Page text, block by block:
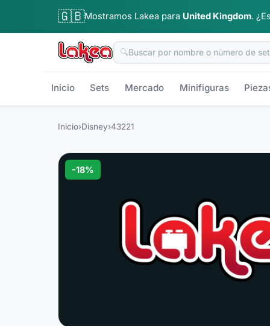
🇬🇧Mostramos Lakea para United Kingdom.
🔍
Inicio Sets Mercado Minifiguras
Inicio›Disney›43221
-18%